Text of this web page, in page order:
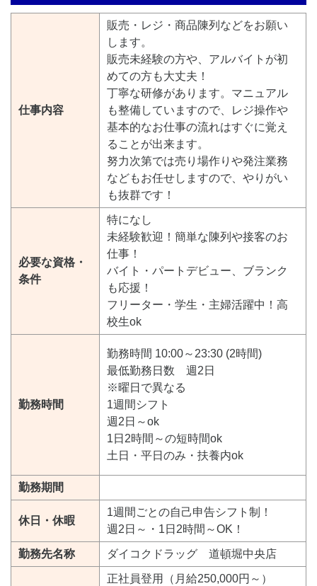
仕事内容
販売・レジ・商品陳列などをお願い
します。
販売未経験の方や、アルバイトが初
めての方も大丈夫！
丁寧な研修があります。マニュアル
も整備していますので、レジ操作や
基本的なお仕事の流れはすぐに覚え
ることが出来ます。
努力次第では売り場作りや発注業務
などもお任せしますので、やりがい
も抜群です！
必要な資格・
条件
特になし
未経験歓迎！簡単な陳列や接客のお
仕事！
バイト・パートデビュー、ブランク
も応援！
フリーター・学生・主婦活躍中！高
校生ok
勤務時間
勤務時間 10:00～23:30 (2時間)
最低勤務日数 週2日
※曜日で異なる
1週間シフト
週2日～ok
1日2時間～の短時間ok
土日・平日のみ・扶養内ok
勤務期間
休日・休暇
1週間ごとの自己申告シフト制！
週2日～・1日2時間～OK！
勤務先名称 ダイコクドラッグ 道頓堀中央店
正社員登用（月給250,000円～）